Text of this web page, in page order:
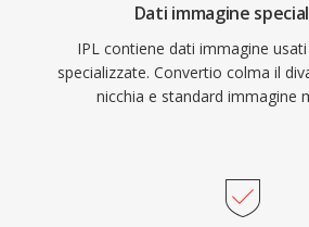
Dati immagine
IPL contiene dati immagine
specializzate. Convertio colma il
nicchia e standard immagine